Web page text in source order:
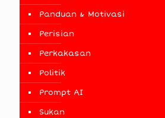
Panduan & Motivasi
Perisian
Perkakasan
Politik
Prompt AI
Sukan